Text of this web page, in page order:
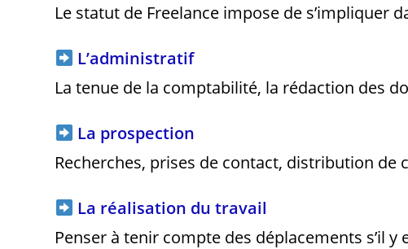
Le statut de Freelance impose de s’impliquer
L’administratif
La tenue de la comptabilité, la rédaction des
La prospection
Recherches, prises de contact, distribution de
La réalisation du travail
Penser à tenir compte des déplacements s’il y